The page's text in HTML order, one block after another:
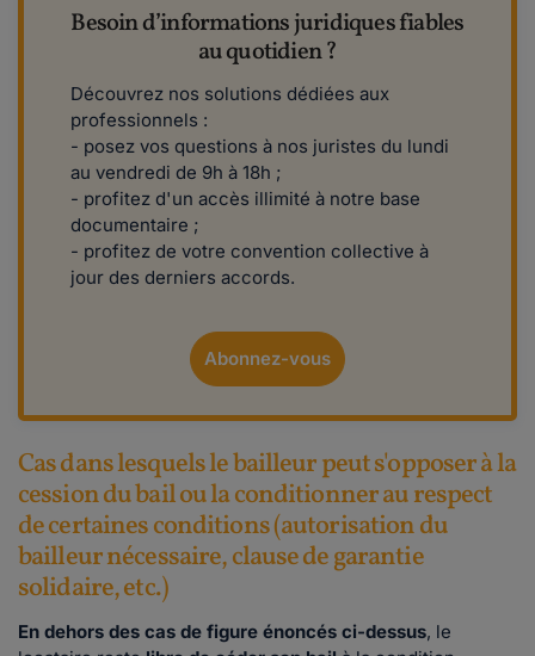
Besoin d’informations juridiques fiables
au quotidien ?
Découvrez nos solutions dédiées aux
professionnels :
- posez vos questions à nos juristes du lundi
au vendredi de 9h à 18h ;
- profitez d'un accès illimité à notre base
documentaire ;
- profitez de votre convention collective à
jour des derniers accords.
Abonnez-vous
Cas dans lesquels le bailleur peut s'opposer à la
cession du bail ou la conditionner au respect
de certaines conditions (autorisation du
bailleur nécessaire, clause de garantie
solidaire, etc.)
En dehors des cas de figure énoncés ci-dessus, le